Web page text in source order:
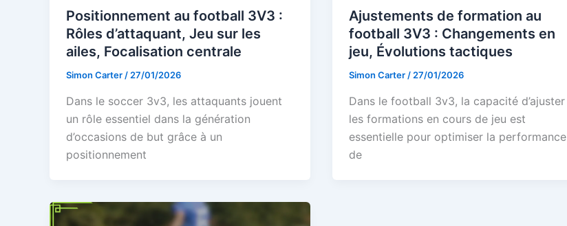
Positionnement au football 3V3 :
Rôles d’attaquant, Jeu sur les
ailes, Focalisation centrale
Simon Carter/27/01/2026
Dans le soccer 3v3, les attaquants jouent
un rôle essentiel dans la génération
d’occasions de but grâce à un
positionnement
Ajustements de formation au
football 3V3 : Changements en
jeu, Évolutions tactiques
Simon Carter/27/01/2026
Dans le football 3v3, la capacité d’ajuster
les formations en cours de jeu est
essentielle pour optimiser la performance
de